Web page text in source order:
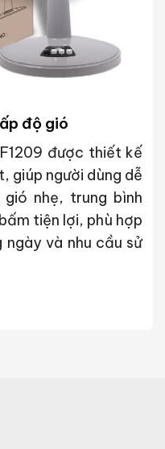
độ gió
được thiết kế
giúp người dùng dễ
nhẹ, trung bình
tiện lợi, phù hợp
và nhu cầu sử